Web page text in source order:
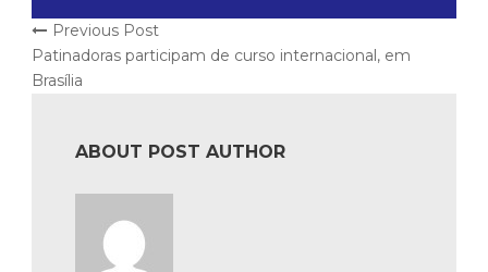
Previous Post
Patinadoras participam de curso internacional, em
Brasília
ABOUT POST AUTHOR